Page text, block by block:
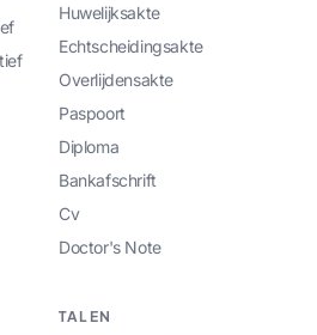
Huwelijksakte
Echtscheidingsakte
Overlijdensakte
Paspoort
Diploma
Bankafschrift
Cv
Doctor's Note
TALEN